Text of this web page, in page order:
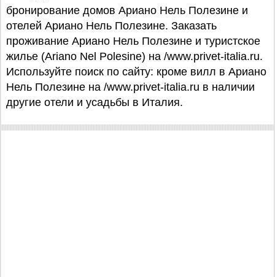
бронирование домов Ариано Нель Полезине и
отелей Ариано Нель Полезине. Заказать
проживание Ариано Нель Полезине и туристское
жилье (Ariano Nel Polesine) на /www.privet-italia.ru.
Используйте поиск по сайту: кроме вилл в Ариано
Нель Полезине на /www.privet-italia.ru в наличии
другие отели и усадьбы в Италия.